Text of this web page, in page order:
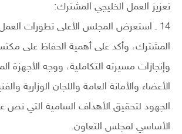
تعزيز العمل الخليجي المشترك:
14 ـ استعرض المجلس الأعلى تطورات
المشترك، وأكد على أهمية الحفاظ على
وإنجازات مسيرته التكاملية، ووجه الأجهزة
الأعضاء والأمانة العامة واللجان الوزارية
الجهود لتحقيق الأهداف السامية التي نص
الأساسي لمجلس التعاون.